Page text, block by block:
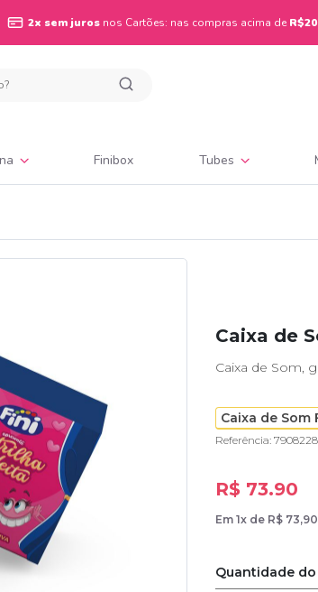
2x sem jurosnos Cartões: nas compras acima de
Finibox Tubes
Caixa de
Caixa de Som,
Caixa de Som
Referência:
R$ 73.90
Em 1x de R$
Quantidade